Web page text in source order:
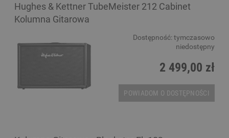
Hughes & Kettner TubeMeister 212 Cabinet
Kolumna Gitarowa
Dostępność: tymczasowo
niedostępny
2 499,00 zł
POWIADOM O DOSTĘPNOŚCI